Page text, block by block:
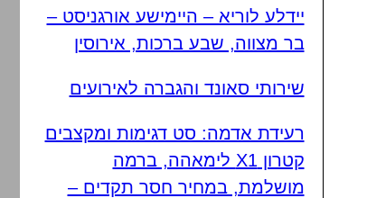
יידלע לוריא – היימישע אורגניסט –
בר מצווה, שבע ברכות, אירוסין
שירותי סאונד והגברה לאירועים
רעידת אדמה: סט דגימות ומקצבים
קטרון X1 לימאהה, ברמה
מושלמת, במחיר חסר תקדים –